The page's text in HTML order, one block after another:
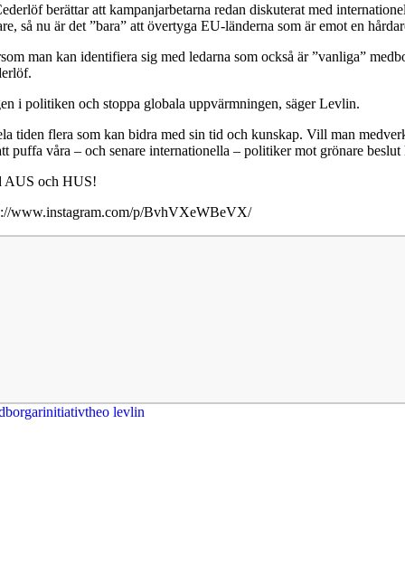
berättar att kampanjarbetarna redan diskuterat med
så nu är det ”bara” att övertyga EU-länderna som är emot en
man kan identifiera sig med ledarna som också är ”vanliga”
i politiken och stoppa globala uppvärmningen, säger Levlin.
tiden flera som kan bidra med sin tid och kunskap. Vill man
puffa våra – och senare internationella – politiker mot grönare beslut
AUS och HUS!
www.instagram.com/p/BvhVXeWBeVX/
theo levlin